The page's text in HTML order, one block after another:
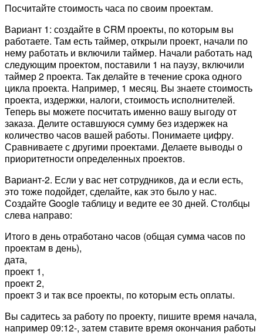
Посчитайте стоимость часа по своим проектам.
Вариант 1: создайте в CRM проекты, по которым вы
работаете. Там есть таймер, открыли проект, начали по
нему работать и включили таймер. Начали работать над
следующим проектом, поставили 1 на паузу, включили
таймер 2 проекта. Так делайте в течение срока одного
цикла проекта. Например, 1 месяц. Вы знаете стоимость
проекта, издержки, налоги, стоимость исполнителей.
Теперь вы можете посчитать именно вашу выгоду от
заказа. Делите оставшуюся сумму без издержек на
количество часов вашей работы. Понимаете цифру.
Сравниваете с другими проектами. Делаете выводы о
приоритетности определенных проектов.
Вариант-2. Если у вас нет сотрудников, да и если есть,
это тоже подойдет, сделайте, как это было у нас.
Создайте Google таблицу и ведите ее 30 дней. Столбцы
слева направо:
Итого в день отработано часов (общая сумма часов по
проектам в день),
дата,
проект 1,
проект 2,
проект 3 и так все проекты, по которым есть оплаты.
Вы садитесь за работу по проекту, пишите время начала,
например 09:12-, затем ставите время окончания работы